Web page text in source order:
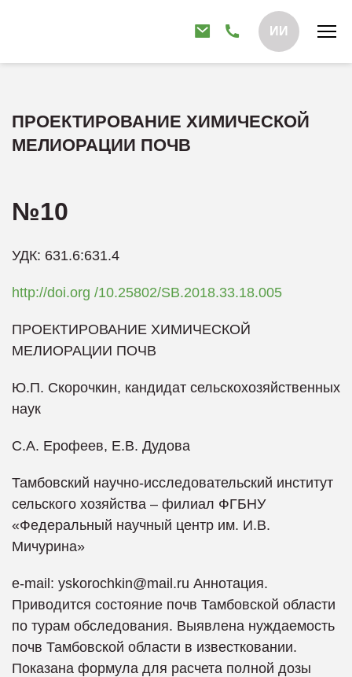
ИИ
ПРОЕКТИРОВАНИЕ ХИМИЧЕСКОЙ
МЕЛИОРАЦИИ ПОЧВ
№10
УДК: 631.6:631.4
http://doi.org /10.25802/SB.2018.33.18.005
ПРОЕКТИРОВАНИЕ ХИМИЧЕСКОЙ
МЕЛИОРАЦИИ ПОЧВ
Ю.П. Скорочкин, кандидат сельскохозяйственных
наук
С.А. Ерофеев, Е.В. Дудова
Тамбовский научно-исследовательский институт
сельского хозяйства – филиал ФГБНУ
«Федеральный научный центр им. И.В.
Мичурина»
e-mail: yskorochkin@mail.ru Аннотация.
Приводится состояние почв Тамбовской области
по турам обследования. Выявлена нуждаемость
почв Тамбовской области в известковании.
Показана формула для расчета полной дозы